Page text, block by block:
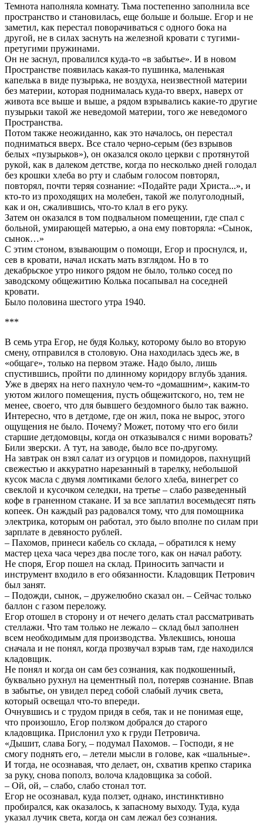
Темнота наполняла комнату. Тьма постепенно заполнила все
пространство и становилась, еще больше и больше. Егор и не
заметил, как перестал поворачиваться с одного бока на
другой, не в силах заснуть на железной кровати с тугими-
претугими пружинами.
Он не заснул, провалился куда-то «в забытье». И в новом
Пространстве появилась какая-то пушинка, маленькая
капелька в виде пузырька, не воздуха, неизвестной материи
без материи, которая поднималась куда-то вверх, наверх от
живота все выше и выше, а рядом взрывались какие-то другие
пузырьки такой же неведомой материи, того же неведомого
Пространства.
Потом также неожиданно, как это началось, он перестал
подниматься вверх. Все стало черно-серым (без взрывов
белых «пузырьков»), он оказался около церкви с протянутой
рукой, как в далеком детстве, когда по несколько дней голодал
без крошки хлеба во рту и слабым голосом повторял,
повторял, почти теряя сознание: «Подайте ради Христа...», и
кто-то из проходящих на молебен, такой же полуголодный,
как и он, сжалившись, что-то клал в его руку.
Затем он оказался в том подвальном помещении, где спал с
больной, умирающей матерью, а она ему повторяла: «Сынок,
сынок…»
С этим стоном, взывающим о помощи, Егор и проснулся, и,
сев в кровати, начал искать мать взглядом. Но в то
декабрьское утро никого рядом не было, только сосед по
заводскому общежитию Колька посапывал на соседней
кровати.
Было половина шестого утра 1940.
***
В семь утра Егор, не будя Кольку, которому было во вторую
смену, отправился в столовую. Она находилась здесь же, в
«общаге», только на первом этаже. Надо было, лишь
спустившись, пройти по длинному коридору вглубь здания.
Уже в дверях на него пахнуло чем-то «домашним», каким-то
уютом жилого помещения, пусть общежитского, но, тем не
менее, своего, что для бывшего бездомного было так важно.
Интересно, что в детдоме, где он жил, пока не вырос, этого
ощущения не было. Почему? Может, потому что его били
старшие детдомовцы, когда он отказывался с ними воровать?
Били зверски. А тут, на заводе, было все по-другому.
На завтрак он взял салат из огурцов и помидоров, пахнущий
свежестью и аккуратно нарезанный в тарелку, небольшой
кусок масла с двумя ломтиками белого хлеба, винегрет со
свеклой и кусочком селедки, на третье – слабо разведенный
кофе в граненном стакане. И за все заплатил восемьдесят пять
копеек. Он каждый раз радовался тому, что для помощника
электрика, которым он работал, это было вполне по силам при
зарплате в девяносто рублей.
– Пахомов, принеси кабель со склада, – обратился к нему
мастер цеха часа через два после того, как он начал работу.
Не споря, Егор пошел на склад. Приносить запчасти и
инструмент входило в его обязанности. Кладовщик Петрович
был занят.
– Подожди, сынок, – дружелюбно сказал он. – Сейчас только
баллон с газом переложу.
Егор отошел в сторону и от нечего делать стал рассматривать
стеллажи. Что там только не лежало – склад был заполнен
всем необходимым для производства. Увлекшись, юноша
сначала и не понял, когда прозвучал взрыв там, где находился
кладовщик.
Не понял и когда он сам без сознания, как подкошенный,
буквально рухнул на цементный пол, потеряв сознание. Впав
в забытье, он увидел перед собой слабый лучик света,
который освещал что-то впереди.
Очнувшись и с трудом придя в себя, так и не понимая еще,
что произошло, Егор ползком добрался до старого
кладовщика. Прислонил ухо к груди Петровича.
«Дышит, слава Богу, – подумал Пахомов. – Господи, я не
смогу поднять его, – летели мысли в голове, как «шальные».
И тогда, не осознавая, что делает, он, схватив крепко старика
за руку, снова пополз, волоча кладовщика за собой.
– Ой, ой, – слабо, слабо стонал тот.
Егор не осознавал, куда ползет, однако, инстинктивно
пробирался, как оказалось, к запасному выходу. Туда, куда
указал лучик света, когда он сам лежал без сознания.